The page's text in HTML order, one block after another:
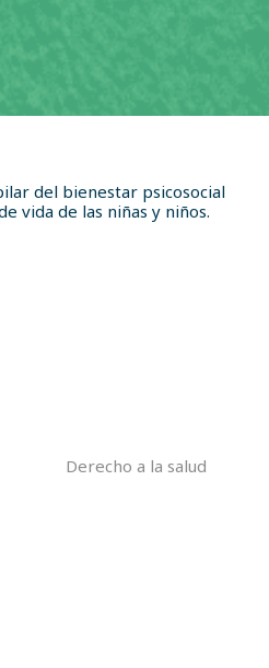
del bienestar psicosocial
vida de las niñas y niños.
Derecho a la salud